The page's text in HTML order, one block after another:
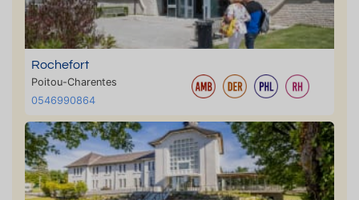
Rochefort
Poitou-Charentes
0546990864